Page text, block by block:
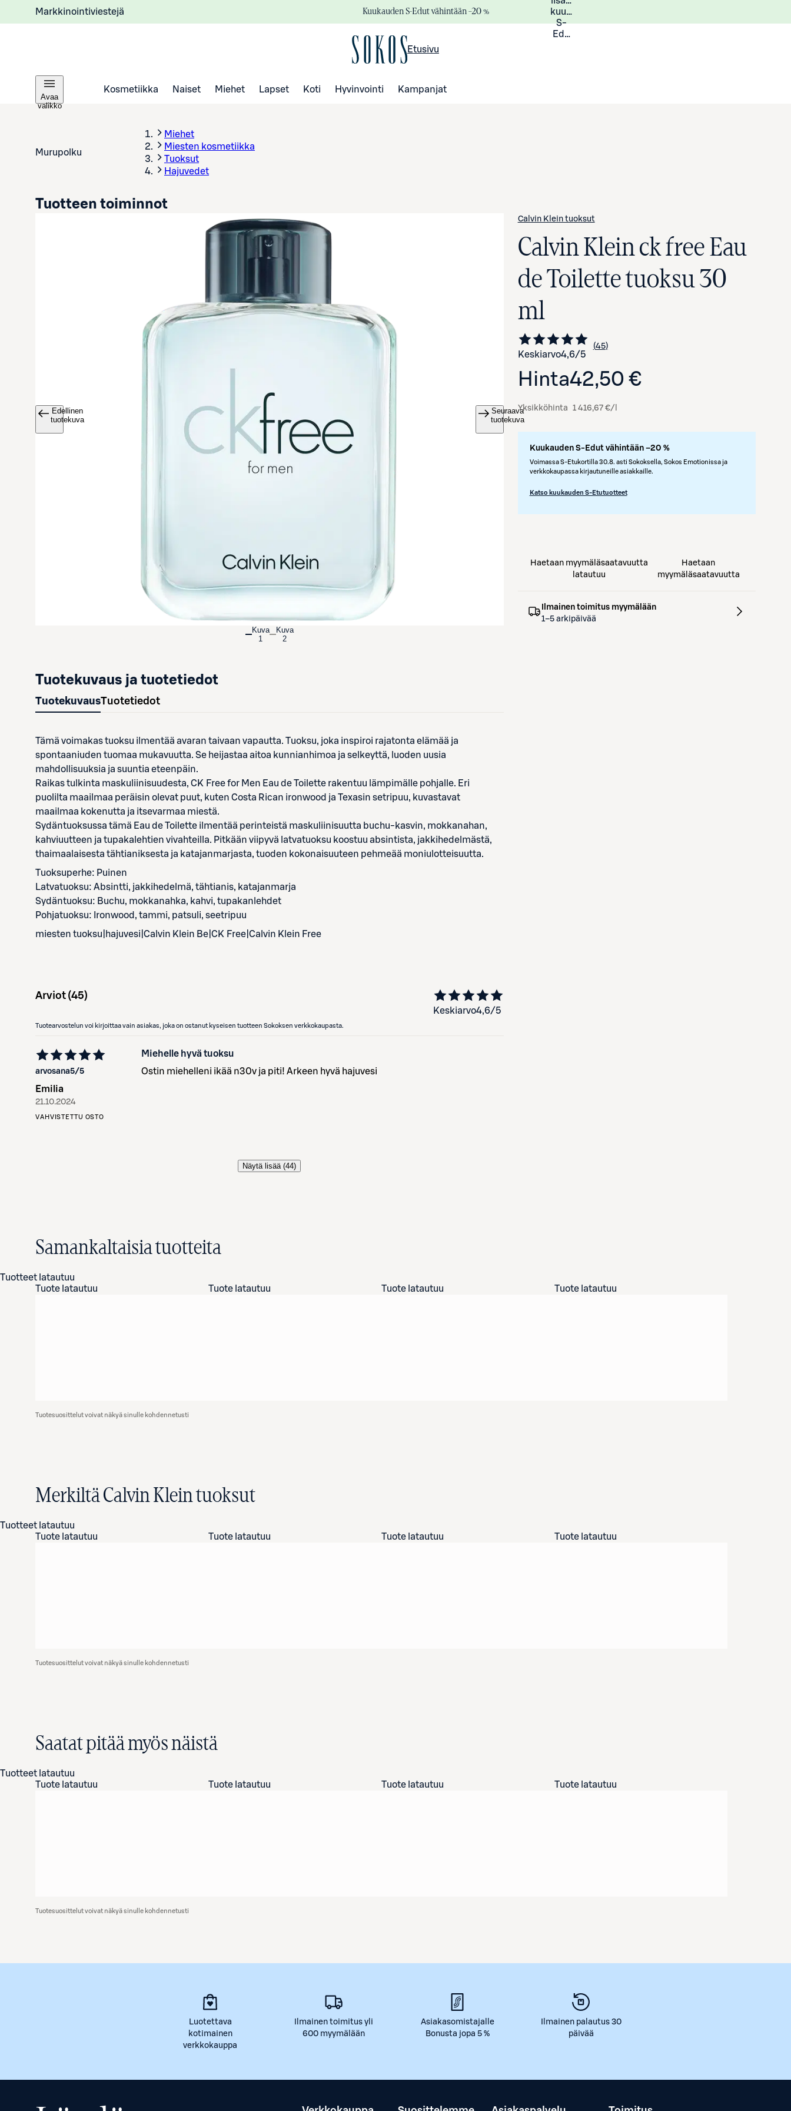
Markkinointiviestejä Kuukauden S-Edut vähintään –20 %
kuukauden
S-
Eduista
Etusivu
Avaa
valikko
Kosmetiikka Naiset Miehet Lapset Koti Hyvinvointi Kampanjat
Murupolku
Miehet
Miesten kosmetiikka
Tuoksut
Hajuvedet
Avaa tuotekuva suurennettuna
Edellinen
tuotekuva
Seuraava
tuotekuva
Kuva
1
Kuva
2
Calvin Klein tuoksut
Calvin Klein ck free Eau
de Toilette tuoksu 30
ml
Keskiarvo4,6/5 Siirry arvioihin
45
kappaletta
Hinta42,50 €
Yksikköhinta 1 416,67 €/l
Kuukauden S-Edut vähintään –20 %
Voimassa S-Etukortilla 30.8. asti Sokoksella, Sokos Emotionissa ja
verkkokaupassa kirjautuneille asiakkaille.
Katso kuukauden S-Etutuotteet
Tuotteen toiminnot
Haetaan myymäläsaatavuutta
latautuu
Haetaan
myymäläsaatavuutta
Ilmainen toimitus myymälään
1–5 arkipäivää
Tuotekuvaus ja tuotetiedot
TuotekuvausTuotetiedot
Tämä voimakas tuoksu ilmentää avaran taivaan vapautta. Tuoksu, joka inspiroi rajatonta elämää ja
spontaaniuden tuomaa mukavuutta. Se heijastaa aitoa kunnianhimoa ja selkeyttä, luoden uusia
mahdollisuuksia ja suuntia eteenpäin.
Raikas tulkinta maskuliinisuudesta, CK Free for Men Eau de Toilette rakentuu lämpimälle pohjalle. Eri
puolilta maailmaa peräisin olevat puut, kuten Costa Rican ironwood ja Texasin setripuu, kuvastavat
maailmaa kokenutta ja itsevarmaa miestä.
Sydäntuoksussa tämä Eau de Toilette ilmentää perinteistä maskuliinisuutta buchu-kasvin, mokkanahan,
kahviuutteen ja tupakalehtien vivahteilla. Pitkään viipyvä latvatuoksu koostuu absintista, jakkihedelmästä,
thaimaalaisesta tähtianiksesta ja katajanmarjasta, tuoden kokonaisuuteen pehmeää moniulotteisuutta.
Tuoksuperhe: Puinen
Latvatuoksu: Absintti, jakkihedelmä, tähtianis, katajanmarja
Sydäntuoksu: Buchu, mokkanahka, kahvi, tupakanlehdet
Pohjatuoksu: Ironwood, tammi, patsuli, seetripuu
miesten tuoksu|hajuvesi|Calvin Klein Be|CK Free|Calvin Klein Free
Arviot (45)
Keskiarvo4,6/5
Tuotearvostelun voi kirjoittaa vain asiakas, joka on ostanut kyseisen tuotteen Sokoksen verkkokaupasta.
arvosana5/5
Emilia
21.10.2024
VAHVISTETTU OSTO
Miehelle hyvä tuoksu
Ostin miehelleni ikää n30v ja piti! Arkeen hyvä hajuvesi
Näytä lisää (44)
Samankaltaisia tuotteita
Tuotteet latautuu
Tuote latautuu
Tuote latautuu Tuote latautuu Tuote latautuu
Tuotesuosittelut voivat näkyä sinulle kohdennetusti
Merkiltä Calvin Klein tuoksut
Tuotteet latautuu
Tuote latautuu
Tuote latautuu Tuote latautuu Tuote latautuu
Tuotesuosittelut voivat näkyä sinulle kohdennetusti
Saatat pitää myös näistä
Tuotteet latautuu
Tuote latautuu
Tuote latautuu Tuote latautuu Tuote latautuu
Tuotesuosittelut voivat näkyä sinulle kohdennetusti
Luotettava
kotimainen
verkkokauppa
Ilmainen toimitus yli
600 myymälään
Asiakasomistajalle
Bonusta jopa 5 %
Ilmainen palautus 30
päivää